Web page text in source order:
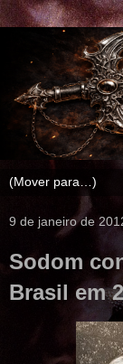
9 de janeiro de
Sodom
Brasil em